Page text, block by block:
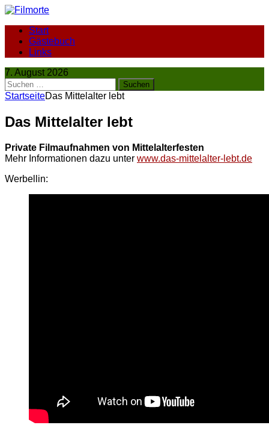
Start
Gästebuch
Links
7. August 2026
Suchen
nach:
StartseiteDas Mittelalter lebt
Das Mittelalter lebt
Private Filmaufnahmen von Mittelalterfesten
Mehr Informationen dazu unter www.das-mittelalter-lebt.de
Werbellin: